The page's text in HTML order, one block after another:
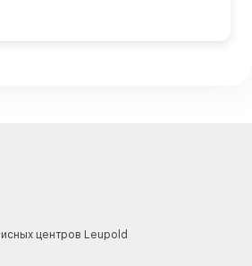
центров Leupold